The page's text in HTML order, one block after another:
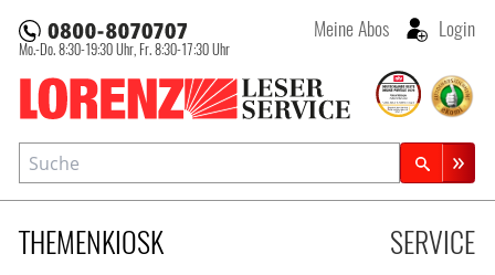
Lorenz Leserservice
Mo.-Do. 8:30-19:30 Uhr, Fr. 8:30-17:30 Uhr
Meine Abos Login
THEMENKIOSK
SERVICE
Suche
Zeitschriftensuche